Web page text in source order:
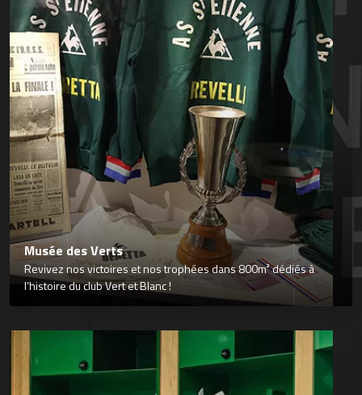
Musée des Verts
Revivez nos victoires et nos trophées dans 800m² dédiés à
l’histoire du club Vert et Blanc !